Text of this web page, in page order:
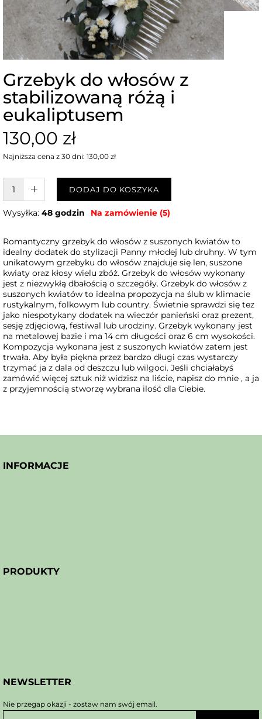
Grzebyk do włosów z
stabilizowaną różą i
eukaliptusem
130,00 zł
Najniższa cena z 30 dni: 130,00 zł
W KOSZYKU :)DODAJ DO KOSZYKA
Wysyłka: 48 godzin Na zamówienie (5)
Romantyczny grzebyk do włosów z suszonych kwiatów to
idealny dodatek do stylizacji Panny młodej lub druhny. W tym
unikatowym grzebyku do włosów znajduje się len, suszone
kwiaty oraz kłosy wielu zbóż. Grzebyk do włosów wykonany
jest z niezwykłą dbałością o szczegóły. Grzebyk do włosów z
suszonych kwiatów to idealna propozycja na ślub w klimacie
rustykalnym, folkowym lub country. Świetnie sprawdzi się tez
jako niespotykany dodatek na wieczór panieński oraz prezent,
sesję zdjęciową, festiwal lub urodziny. Grzebyk wykonany jest
na metalowej bazie i ma 14 cm długości oraz 6 cm wysokości.
Kompozycja wykonana jest z suszonych kwiatów zatem jest
trwała. Aby była piękna przez bardzo długi czas wystarczy
trzymać ja z dala od deszczu lub wilgoci. Jeśli chciałabyś
zamówić więcej sztuk niż widzisz na liście, napisz do mnie , a ja
z przyjemnością stworzę wybrana ilość dla Ciebie.
INFORMACJE
PRODUKTY
NEWSLETTER
Nie przegap okazji - zostaw nam swój email.